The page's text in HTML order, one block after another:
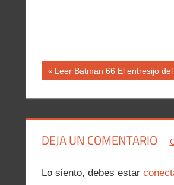
Navegación
de
entradas
Entrada
Leer Batman 66 El entresijo
DEJA UN COMENTARIO
Lo siento, debes estar